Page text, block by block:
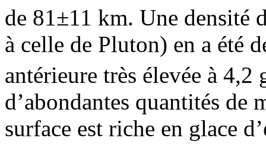
de 81±11 km. Une densité
à celle de Pluton) en a été
antérieure très élevée à 4,2
d’abondantes quantités de
surface est riche en glace